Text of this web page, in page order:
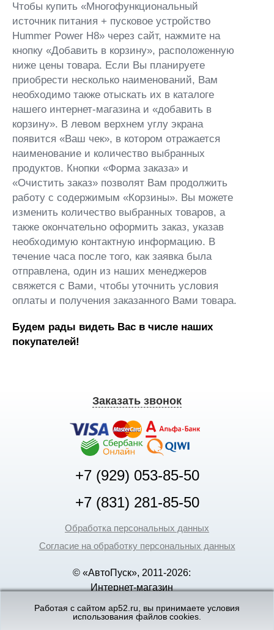
Чтобы купить «Многофункциональный
источник питания + пусковое устройство
Hummer Power H8» через сайт, нажмите на
кнопку «Добавить в корзину», расположенную
ниже цены товара. Если Вы планируете
приобрести несколько наименований, Вам
необходимо также отыскать их в каталоге
нашего интернет-магазина и «добавить в
корзину». В левом верхнем углу экрана
появится «Ваш чек», в котором отражается
наименование и количество выбранных
продуктов. Кнопки «Форма заказа» и
«Очистить заказ» позволят Вам продолжить
работу с содержимым «Корзины». Вы можете
изменить количество выбранных товаров, а
также окончательно оформить заказ, указав
необходимую контактную информацию. В
течение часа после того, как заявка была
отправлена, один из наших менеджеров
свяжется с Вами, чтобы уточнить условия
оплаты и получения заказанного Вами товара.
Будем рады видеть Вас в числе наших
покупателей!
Заказать звонок
+7 (929) 053-85-50
+7 (831) 281-85-50
Обработка персональных данных
Согласие на обработку персональных данных
© «АвтоПуск», 2011-2026:
Интернет-магазин
Новгороде
Работая с сайтом ap52.ru, вы принимаете условия
использования файлов cookies.